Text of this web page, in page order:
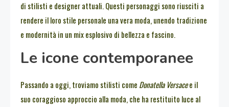
di stilisti e designer attuali. Questi personaggi sono riusciti a
rendere il loro stile personale una vera moda, unendo tradizione
e modernità in un mix esplosivo di bellezza e fascino.
Le icone contemporanee
Passando a oggi, troviamo stilisti come Donatella Versacee il
suo coraggioso approccio alla moda, che ha restituito luce al